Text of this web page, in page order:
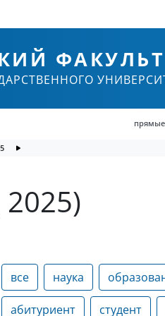
все наука
абитуриент студент